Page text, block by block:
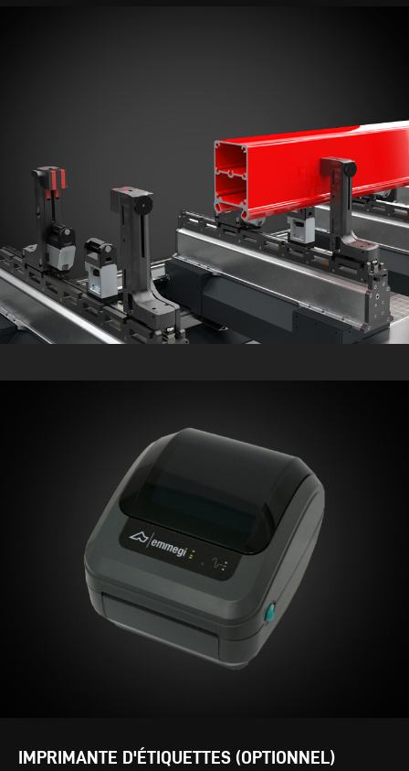
IMPRIMANTE D'ÉTIQUETTES (OPTIONNEL)